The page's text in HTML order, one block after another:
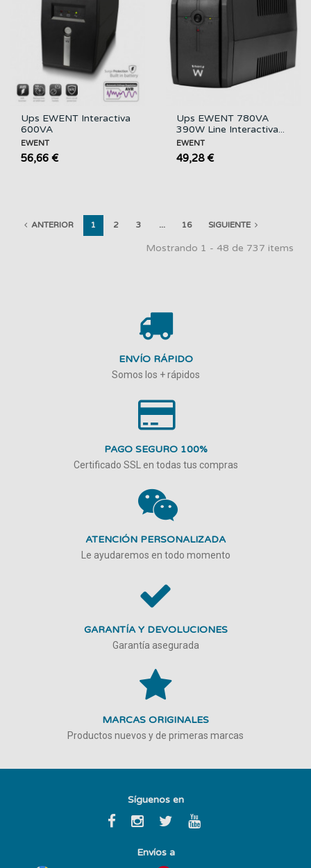
Ups EWENT Interactiva
600VA
EWENT
56,66 €
Ups EWENT 780VA
390W Line Interactiva...
EWENT
49,28 €
ANTERIOR 1 2 3 ... 16 SIGUIENTE
Mostrando 1 - 48 de 737 items
ENVÍO RÁPIDO
Somos los + rápidos
PAGO SEGURO 100%
Certificado SSL en todas tus compras
ATENCIÓN PERSONALIZADA
Le ayudaremos en todo momento
GARANTÍA Y DEVOLUCIONES
Garantía asegurada
MARCAS ORIGINALES
Productos nuevos y de primeras marcas
Síguenos en
Envíos a